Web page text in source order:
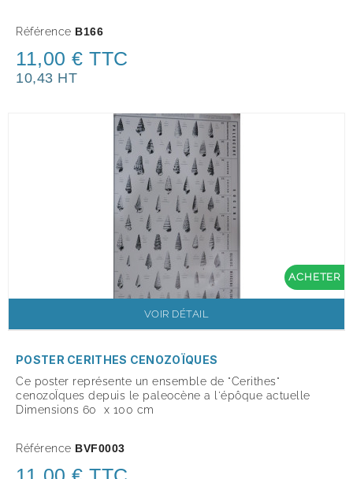
Référence B166
11,00 € TTC
10,43 HT
ACHETER
VOIR DÉTAIL
POSTER CERITHES CENOZOÏQUES
Ce poster représente un ensemble de "Cerithes"
cenozoÏques depuis le paleocène a l'épôque actuelle
Dimensions 60 x 100 cm
Référence BVF0003